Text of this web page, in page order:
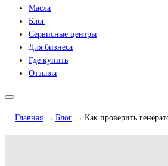
Масла
Блог
Сервисные центры
Для бизнеса
Где купить
Отзывы
Главная Блог Как проверить